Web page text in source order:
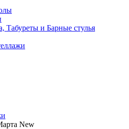
Табуреты и Барные стулья
New